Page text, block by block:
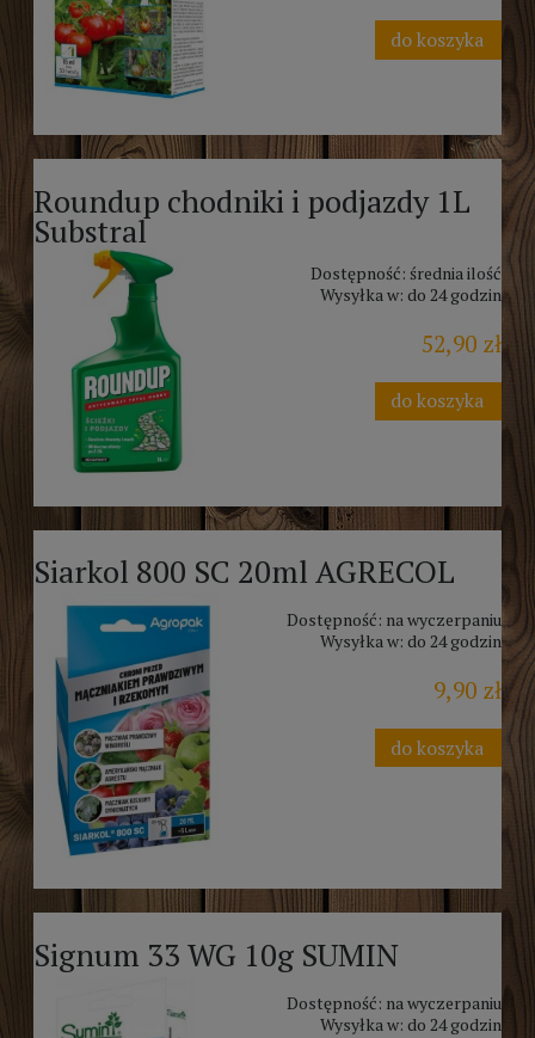
do koszyka
Roundup chodniki i podjazdy 1L
Substral
Dostępność: średnia ilość
Wysyłka w: do 24 godzin
52,90 zł
do koszyka
Siarkol 800 SC 20ml AGRECOL
Dostępność: na wyczerpaniu
Wysyłka w: do 24 godzin
9,90 zł
do koszyka
Signum 33 WG 10g SUMIN
Dostępność: na wyczerpaniu
Wysyłka w: do 24 godzin